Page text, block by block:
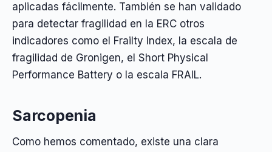
aplicadas fácilmente. También se han validado
para detectar fragilidad en la ERC otros
indicadores como el Frailty Index, la escala de
fragilidad de Gronigen, el Short Physical
Performance Battery o la escala FRAIL.
Sarcopenia
Como hemos comentado, existe una clara